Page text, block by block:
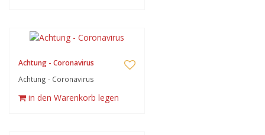
Achtung - Coronavirus
Achtung - Coronavirus
in den Warenkorb legen